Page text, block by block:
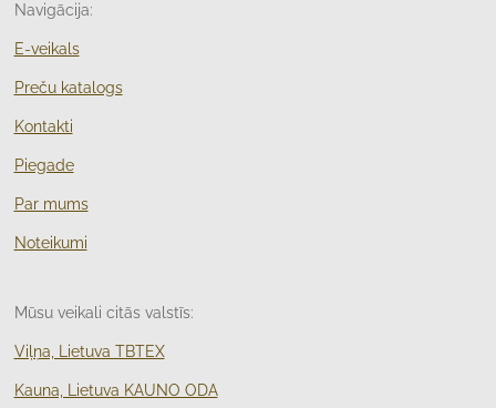
Navigācija:
E-veikals
Preču katalogs
Kontakti
Piegade
Par mums
Noteikumi
Mūsu veikali citās valstīs:
Viļņa, Lietuva TBTEX
Kauna, Lietuva KAUNO ODA